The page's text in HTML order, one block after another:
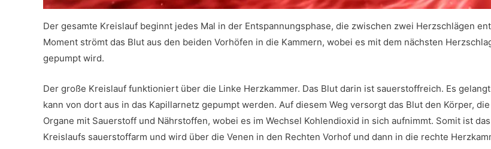
Der gesamte Kreislauf beginnt jedes Mal in der Entspannungsphase, die zwischen zwei Herzschlägen
Moment strömt das Blut aus den beiden Vorhöfen in die Kammern, wobei es mit dem nächsten
gepumpt wird.
Der große Kreislauf funktioniert über die Linke Herzkammer. Das Blut darin ist sauerstoffreich. Es
kann von dort aus in das Kapillarnetz gepumpt werden. Auf diesem Weg versorgt das Blut den Körper,
Organe mit Sauerstoff und Nährstoffen, wobei es im Wechsel Kohlendioxid in sich aufnimmt. Somit ist
Kreislaufs sauerstoffarm und wird über die Venen in den Rechten Vorhof und dann in die rechte